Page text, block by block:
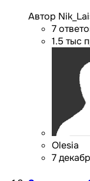
Автор
7
1.5 тыс
Olesia
7